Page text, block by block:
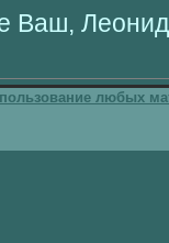
Ваш,
любых